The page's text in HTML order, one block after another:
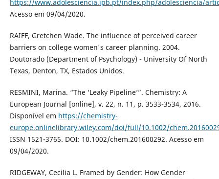
https://www.adolesciencia.ipb.pt/index.php/adolesciencia/
Acesso em 09/04/2020.
RAIFF, Gretchen Wade. The influence of perceived career
barriers on college women's career planning. 2004.
Doutorado (Department of Psychology) - University Of North
Texas, Denton, TX, Estados Unidos.
RESMINI, Marina. “The ‘Leaky Pipeline’”. Chemistry: A
European Journal [online], v. 22, n. 11, p. 3533-3534, 2016.
Disponível em https://chemistry-
europe.onlinelibrary.wiley.com/doi/full/10.1002/
ISSN 1521-3765. DOI: 10.1002/chem.201600292. Acesso em
09/04/2020.
RIDGEWAY, Cecilia L. Framed by Gender: How Gender